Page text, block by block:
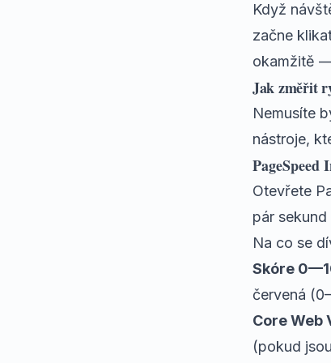
Když
začne
okamžitě —
Jak změřit
Nemusíte
nástroje,
PageSpeed
Otevřete
pár
Na co se
Skóre
červená
Core Web
(pokud